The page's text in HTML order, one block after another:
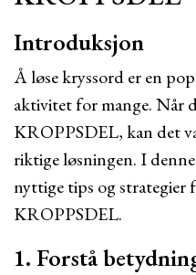
Introduksjon
Å løse kryssord er en
aktivitet for mange. Når
KROPPSDEL, kan det
riktige løsningen. I
nyttige tips og strategier
KROPPSDEL.
1. Forstå